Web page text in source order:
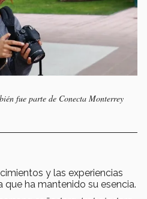
fue parte de Conecta Monterrey
y las experiencias
que ha mantenido su esencia.